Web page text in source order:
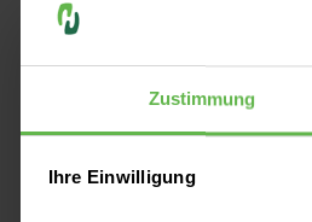
Zustimmung
Ihre Einwilligung
Andere Themen
Luftnot